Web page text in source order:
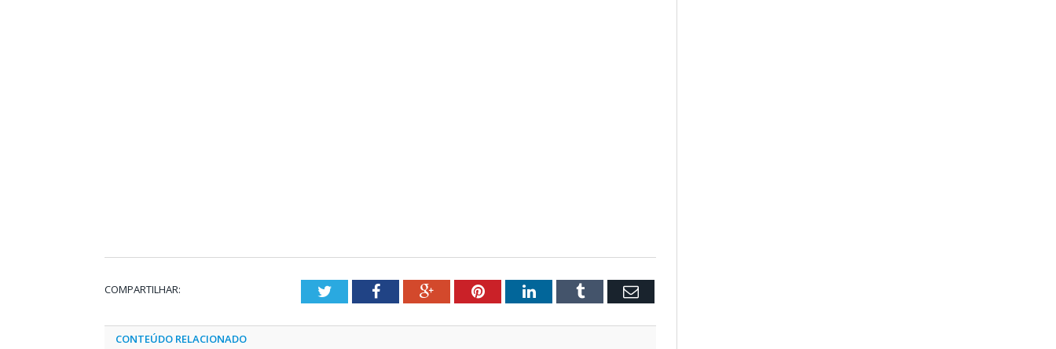
COMPARTILHAR: TwitterFacebookGoogle+PinterestLinkedInTumblr Email
CONTEÚDO RELACIONADO